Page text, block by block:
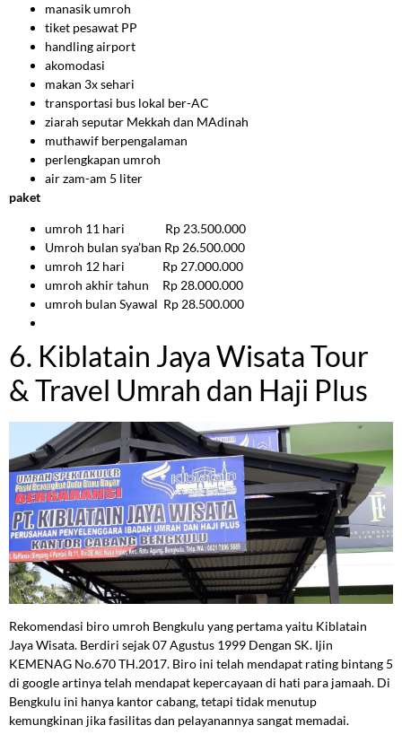
manasik umroh
tiket pesawat PP
handling airport
akomodasi
makan 3x sehari
transportasi bus lokal ber-AC
ziarah seputar Mekkah dan MAdinah
muthawif berpengalaman
perlengkapan umroh
air zam-am 5 liter
paket
umroh 11 hari Rp 23.500.000
Umroh bulan sya’ban Rp 26.500.000
umroh 12 hari Rp 27.000.000
umroh akhir tahun Rp 28.000.000
umroh bulan Syawal Rp 28.500.000
6. Kiblatain Jaya Wisata Tour
& Travel Umrah dan Haji Plus
Rekomendasi biro umroh Bengkulu yang pertama yaitu Kiblatain
Jaya Wisata. Berdiri sejak 07 Agustus 1999 Dengan SK. Ijin
KEMENAG No.670 TH.2017. Biro ini telah mendapat rating bintang 5
di google artinya telah mendapat kepercayaan di hati para jamaah. Di
Bengkulu ini hanya kantor cabang, tetapi tidak menutup
kemungkinan jika fasilitas dan pelayanannya sangat memadai.